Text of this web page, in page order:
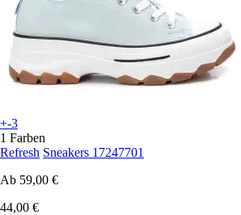
+-3
1 Farben
Refresh Sneakers 17247701
Ab 59,00 €
44,00 €